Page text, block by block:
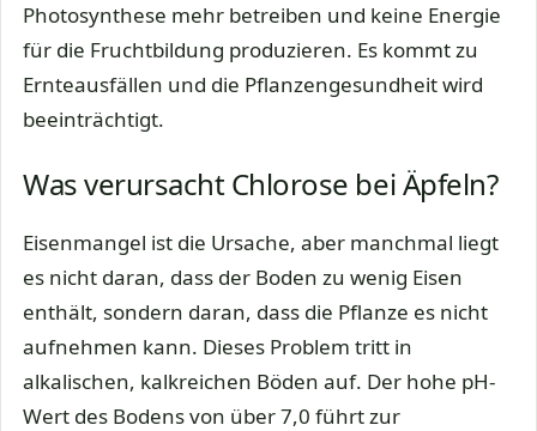
Photosynthese mehr betreiben und keine Energie
für die Fruchtbildung produzieren. Es kommt zu
Ernteausfällen und die Pflanzengesundheit wird
beeinträchtigt.
Was verursacht Chlorose bei Äpfeln?
Eisenmangel ist die Ursache, aber manchmal liegt
es nicht daran, dass der Boden zu wenig Eisen
enthält, sondern daran, dass die Pflanze es nicht
aufnehmen kann. Dieses Problem tritt in
alkalischen, kalkreichen Böden auf. Der hohe pH-
Wert des Bodens von über 7,0 führt zur